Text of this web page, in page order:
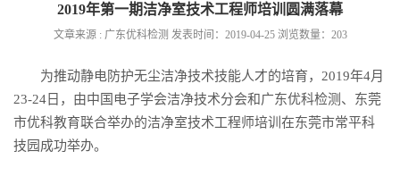
2019年第一期洁净室技术工程师培训圆满落幕
文章来源 : 广东优科检测 发表时间：2019-04-25 浏览数量： 203
为推动静电防护无尘洁净技术技能人才的培育，2019年4月
23-24日，由中国电子学会洁净技术分会和广东优科检测、东莞
市优科教育联合举办的洁净室技术工程师培训在东莞市常平科
技园成功举办。